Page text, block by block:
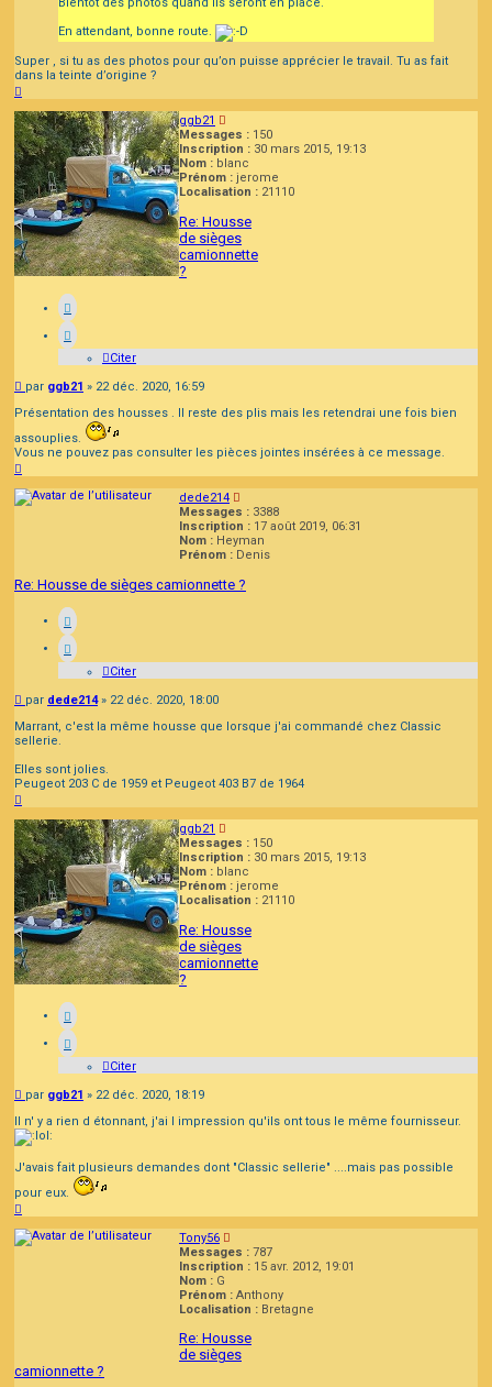
Bientôt des photos quand ils seront en place.
En attendant, bonne route.
Super , si tu as des photos pour qu’on puisse apprécier le travail. Tu as fait
dans la teinte d’origine ?
ggb21
Messages : 150
Inscription : 30 mars 2015, 19:13
Nom : blanc
Prénom : jerome
Localisation : 21110
Re: Housse
de sièges
camionnette
?
Citer
Message
par ggb21 » 22 déc. 2020, 16:59
Présentation des housses . Il reste des plis mais les retendrai une fois bien
assouplies.
Vous ne pouvez pas consulter les pièces jointes insérées à ce message.
dede214
Messages : 3388
Inscription : 17 août 2019, 06:31
Nom : Heyman
Prénom : Denis
Re: Housse de sièges camionnette ?
Citer
Message
par dede214» 22 déc. 2020, 18:00
Marrant, c'est la même housse que lorsque j'ai commandé chez Classic
sellerie.
Elles sont jolies.
Peugeot 203 C de 1959 et Peugeot 403 B7 de 1964
ggb21
Messages : 150
Inscription : 30 mars 2015, 19:13
Nom : blanc
Prénom : jerome
Localisation : 21110
Re: Housse
de sièges
camionnette
?
Citer
Message
par ggb21 » 22 déc. 2020, 18:19
Il n' y a rien d étonnant, j'ai l impression qu'ils ont tous le même fournisseur.
J'avais fait plusieurs demandes dont "Classic sellerie" ....mais pas possible
pour eux.
Tony56
Messages : 787
Inscription : 15 avr. 2012, 19:01
Nom : G
Prénom : Anthony
Localisation : Bretagne
Re: Housse
de sièges
camionnette ?